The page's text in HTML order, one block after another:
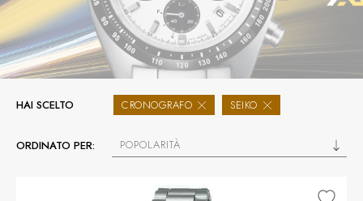
HAI SCELTO CRONOGRAFO SEIKO
ORDINATO PER: POPOLARITÀ